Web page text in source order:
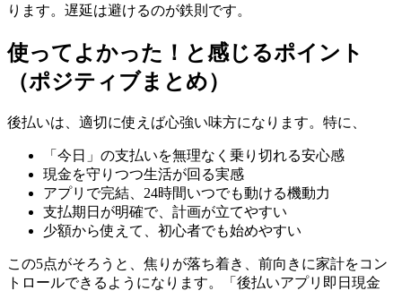
ります。遅延は避けるのが鉄則です。
使ってよかった！と感じるポイント
（ポジティブまとめ）
後払いは、適切に使えば心強い味方になります。特に、
「今日」の支払いを無理なく乗り切れる安心感
現金を守りつつ生活が回る実感
アプリで完結、24時間いつでも動ける機動力
支払期日が明確で、計画が立てやすい
少額から使えて、初心者でも始めやすい
この5点がそろうと、焦りが落ち着き、前向きに家計をコン
トロールできるようになります。「後払いアプリ即日現金